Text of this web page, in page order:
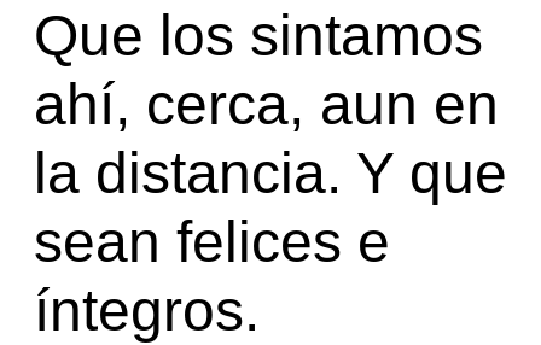
Que los sintamos
ahí, cerca, aun en
la distancia. Y que
sean felices e
íntegros.